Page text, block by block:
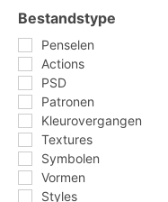
Bestandstype
Penselen
Actions
PSD
Patronen
Kleurovergangen
Textures
Symbolen
Vormen
Styles